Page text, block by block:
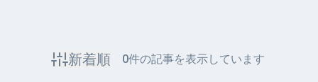
新着順 0件の記事を表示しています